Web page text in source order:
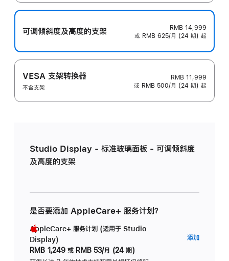
可调倾斜度及高‍度的支‍架
RMB 14,999
或 RMB 625/月 (24 期) 起
VESA 支架转换器
不含支架
RMB 11,999
或 RMB 500/月 (24 期) 起
Studio Display - 标准玻璃面板 - 可调倾斜度
及高度的支架
是否要添加 AppleCare+ 服务计划？
AppleCare+ 服务计划 (适用于 Studio
Display)
RMB 1,249 或 RMB 53/月 (24 期)
添加